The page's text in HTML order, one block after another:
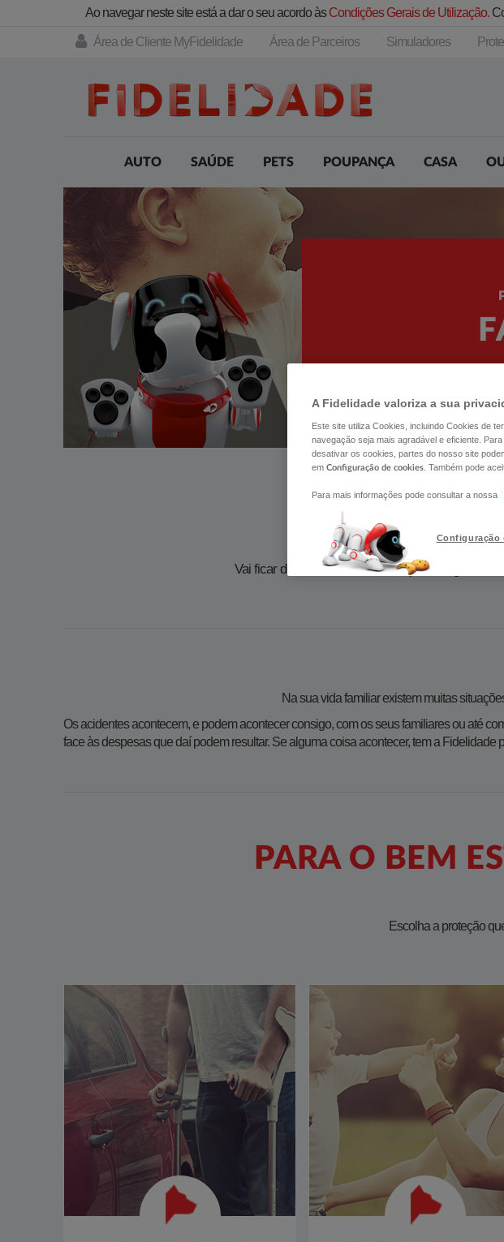
Ao navegar neste site está a dar o seu acordo àsCondições Gerais de Utilização.
Área de Cliente MyFidelidade Área de Parceiros Simuladores
AUTO SAÚDE PETS POUPANÇA CASA
Proteja o que é mais
Vai ficar descansado se souber que assegurou a
Na sua vida familiar existem muitas
​Os acidentes acontecem, e podem acontecer consigo, com os seus familiares ou até
face às despesas que daí podem resultar. Se alguma coisa acontecer, tem a Fidelidade
PARA O BEM
Escolha a proteção
A Fidelidade valoriza a sua
Este site utiliza Cookies, incluindo Cookies de
navegação seja mais agradável e eficiente.
desativar os cookies, partes do nosso site
em Configuração de cookies . Também pode
Para mais informações pode consultar a nossa
Configuração